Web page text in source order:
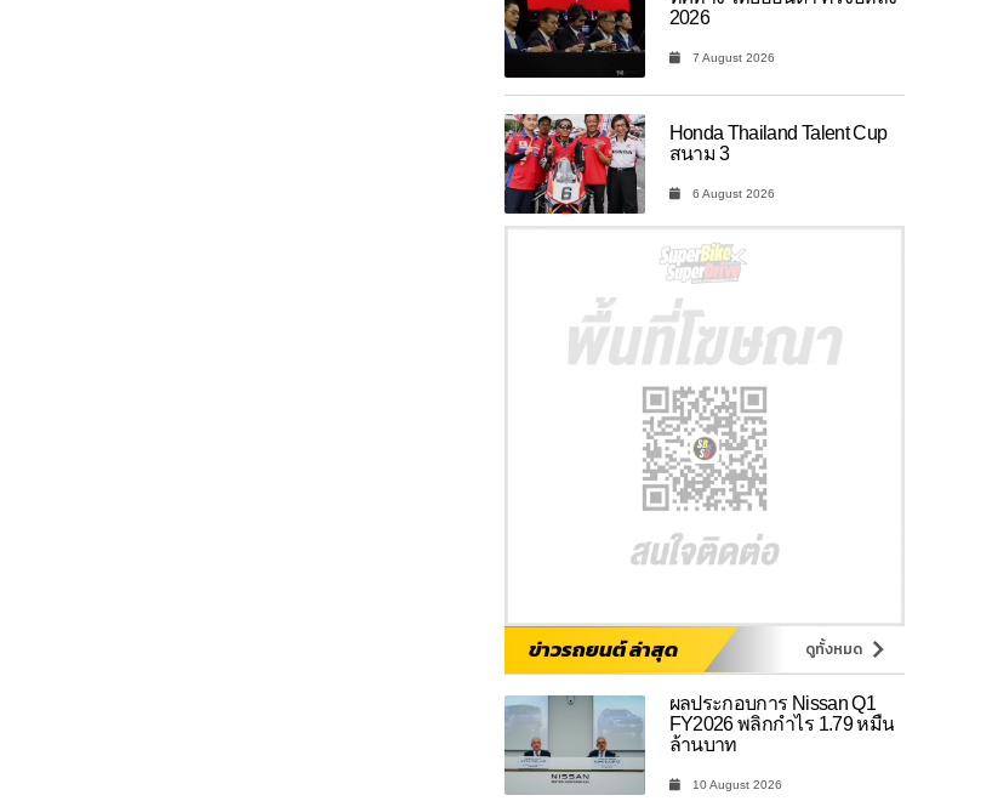
2026
7 August 2026
Honda Thailand Talent Cup
สนาม 3
6 August 2026
ข่าวรถยนต์ ล่าสุด ดูทั้งหมด
ผลประกอบการ Nissan Q1
FY2026 พลิกกำไร 1.79 หมื่น
ล้านบาท
10 August 2026